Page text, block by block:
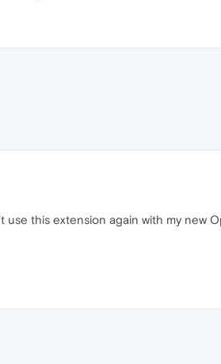
this extension again with my new